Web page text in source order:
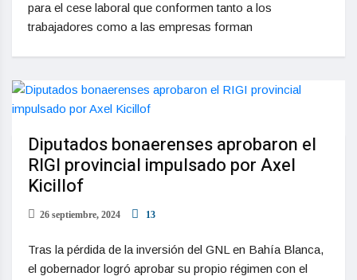
para el cese laboral que conformen tanto a los
trabajadores como a las empresas forman
Diputados bonaerenses aprobaron el
RIGI provincial impulsado por Axel
Kicillof
26 septiembre, 2024 13
Tras la pérdida de la inversión del GNL en Bahía Blanca,
el gobernador logró aprobar su propio régimen con el